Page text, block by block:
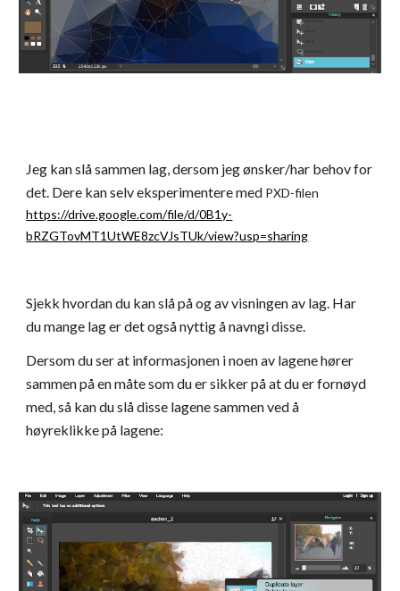
Jeg kan slå sammen lag, dersom jeg ønsker/har behov for
det. Dere kan selv eksperimentere med
https://drive.google.com/file/d/0B1y-
bRZGTovMT1UtWE8zcVJsTUk/view?usp=sharing
Sjekk hvordan du kan slå på og av visningen av lag. Har
du mange lag er det også nyttig å navngi disse.
Dersom du ser at informasjonen i noen av lagene hører
sammen på en måte som du er sikker på at du er fornøyd
med, så kan du slå disse lagene sammen ved å
høyreklikke på lagene: